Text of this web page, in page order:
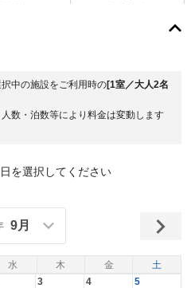
中の施設をご利用時の[1室／大人2名
数・泊数等により料金は変動します
を選択してください
水 木 金 土
9月
3 4 5